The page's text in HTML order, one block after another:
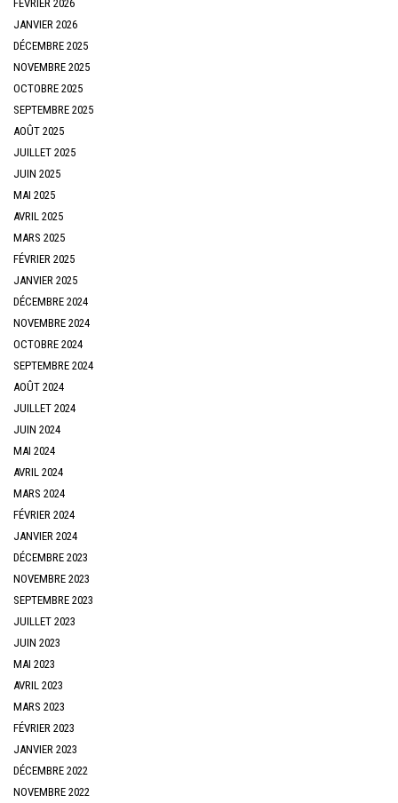
FÉVRIER 2026
JANVIER 2026
DÉCEMBRE 2025
NOVEMBRE 2025
OCTOBRE 2025
SEPTEMBRE 2025
AOÛT 2025
JUILLET 2025
JUIN 2025
MAI 2025
AVRIL 2025
MARS 2025
FÉVRIER 2025
JANVIER 2025
DÉCEMBRE 2024
NOVEMBRE 2024
OCTOBRE 2024
SEPTEMBRE 2024
AOÛT 2024
JUILLET 2024
JUIN 2024
MAI 2024
AVRIL 2024
MARS 2024
FÉVRIER 2024
JANVIER 2024
DÉCEMBRE 2023
NOVEMBRE 2023
SEPTEMBRE 2023
JUILLET 2023
JUIN 2023
MAI 2023
AVRIL 2023
MARS 2023
FÉVRIER 2023
JANVIER 2023
DÉCEMBRE 2022
NOVEMBRE 2022